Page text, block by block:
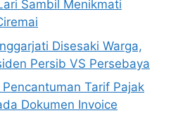
Sambil Menikmati
Disesaki Warga,
Persib VS Persebaya
Tarif Pajak
Dokumen Invoice